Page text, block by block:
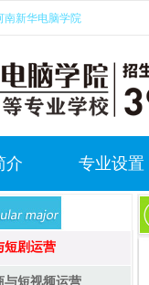
南新华电脑学院
介 专业设置
短剧运营
短视频运营